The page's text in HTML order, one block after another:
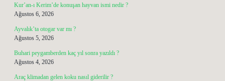
Kur’an-ı Kerim’de konuşan hayvan ismi nedir ?
Ağustos 6, 2026
Ayvalık’ta otogar var mı ?
Ağustos 5, 2026
Buhari peygamberden kaç yıl sonra yazıldı ?
Ağustos 4, 2026
Araç klimadan gelen koku nasıl giderilir ?